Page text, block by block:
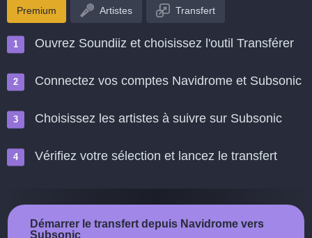
Premium Artistes Transfert
Ouvrez Soundiiz et choisissez l'outil Transférer
Connectez vos comptes Navidrome et Subsonic
Choisissez les artistes à suivre sur Subsonic
Vérifiez votre sélection et lancez le transfert
Démarrer le transfert depuis Navidrome vers
Subsonic